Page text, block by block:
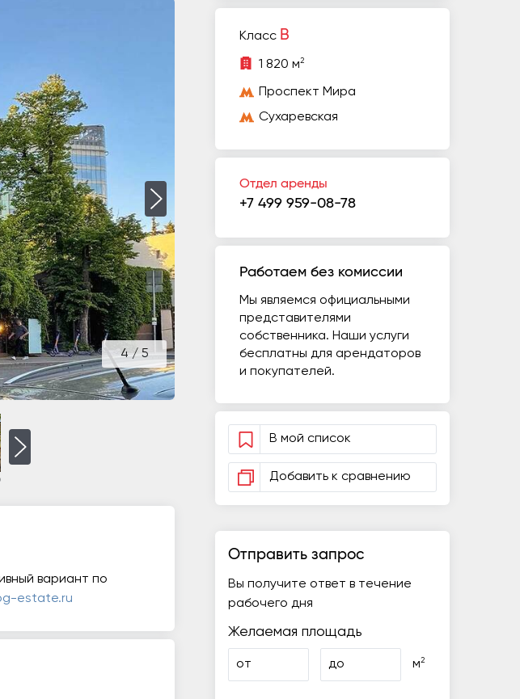
4/ 5
вариант по
estate.ru
Класс B
1 820 м2
Проспект Мира
Сухаревская
Отдел аренды
+7 499 959-08-78
Работаем без комиссии
Мы являемся официальными
представителями
собственника. Наши услуги
бесплатны для арендаторов
и покупателей.
В мой список
Добавить к сравнению
Отправить запрос
Вы получите ответ в течение
рабочего дня
Желаемая площадь
от до м2